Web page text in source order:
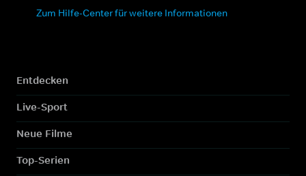
Zum Hilfe-Center für weitere Informationen
Entdecken
Live-Sport
Neue Filme
Top-Serien